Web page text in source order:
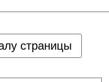
страницы